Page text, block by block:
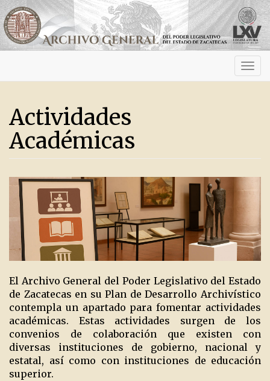
Actividades
Académicas
El Archivo General del Poder Legislativo del Estado
de Zacatecas en su Plan de Desarrollo Archivístico
contempla un apartado para fomentar actividades
académicas. Estas actividades surgen de los
convenios de colaboración que existen con
diversas instituciones de gobierno, nacional y
estatal, así como con instituciones de educación
superior.